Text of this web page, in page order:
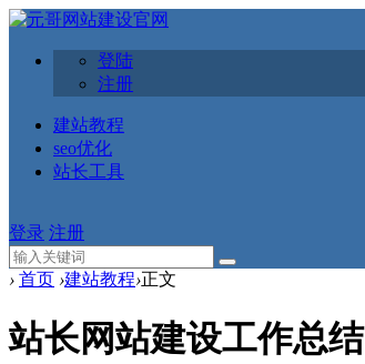
登陆
注册
建站教程
seo优化
站长工具
登录 注册
› 首页 ›建站教程›正文
站长网站建设工作总结